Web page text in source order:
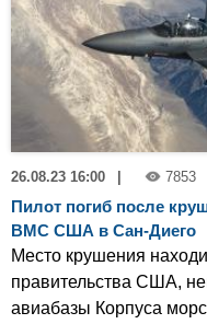
26.08.23 16:00 7853
Пилот погиб после
ВМС США в Сан-Диего
Место крушения
правительства США,
авиабазы Корпуса